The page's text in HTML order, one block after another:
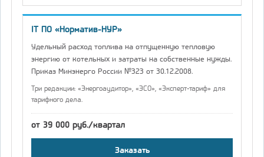
IT ПО «Норматив-НУР»
Удельный расход топлива на отпущенную тепловую
энергию от котельных и затраты на собственные нужды.
Приказ Минэнерго России №323 от 30.12.2008.
Три редакции: «Энергоаудитор», «ЭСО», «Эксперт-тариф» для
тарифного дела.
от 39 000 руб./квартал
Заказать